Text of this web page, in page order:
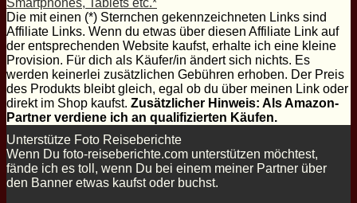
Die mit einen (*) Sternchen gekennzeichneten Links sind
Affiliate Links. Wenn du etwas über diesen Affiliate Link auf
der entsprechenden Website kaufst, erhalte ich eine kleine
Provision. Für dich als Käufer/in ändert sich nichts. Es
werden keinerlei zusätzlichen Gebühren erhoben. Der Preis
des Produkts bleibt gleich, egal ob du über meinen Link oder
direkt im Shop kaufst. Zusätzlicher Hinweis: Als Amazon-
Partner verdiene ich an qualifizierten Käufen.
Unterstütze Foto Reiseberichte
Wenn Du foto-reiseberichte.com unterstützen möchtest,
fände ich es toll, wenn Du bei einem meiner Partner über
den Banner etwas kaufst oder buchst.